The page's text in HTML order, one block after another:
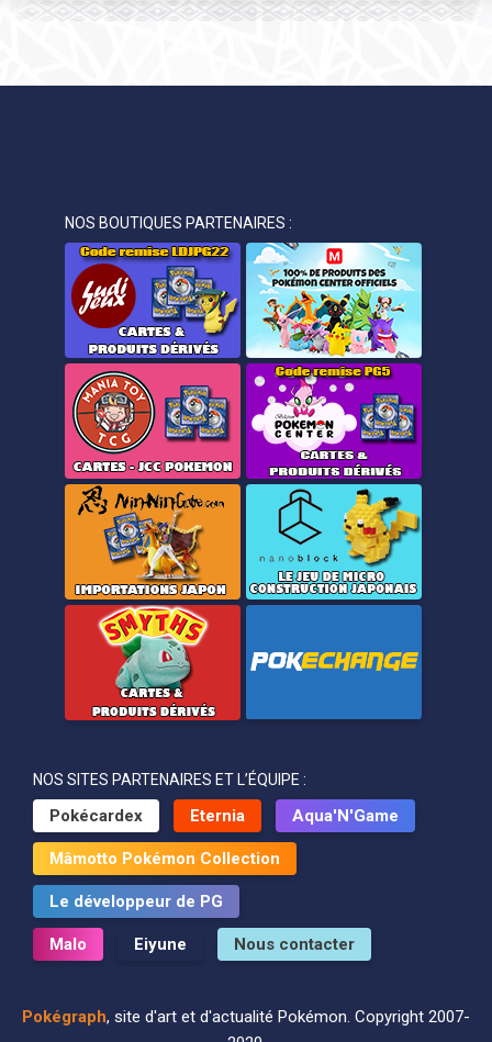
NOS BOUTIQUES PARTENAIRES :
NOS SITES PARTENAIRES ET L’ÉQUIPE :
Pokécardex Eternia Aqua'N'Game
Mâmotto Pokémon Collection
Le développeur de PG
Malo Eiyune Nous contacter
Pokégraph, site d'art et d'actualité Pokémon. Copyright 2007-